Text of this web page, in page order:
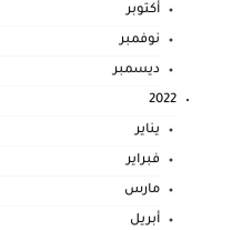
أكتوبر
نوفمبر
ديسمبر
2022
يناير
فبراير
مارس
أبريل